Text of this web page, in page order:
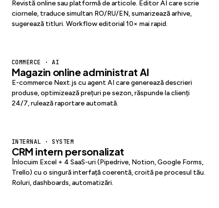
Revistă online sau platformă de articole. Editor AI care scrie
ciornele, traduce simultan RO/RU/EN, sumarizează arhive,
sugerează titluri. Workflow editorial 10× mai rapid.
COMMERCE · AI
Magazin online administrat AI
E-commerce Next.js cu agent AI care generează descrieri
produse, optimizează prețuri pe sezon, răspunde la clienți
24/7, rulează raportare automată.
INTERNAL · SYSTEM
CRM intern personalizat
Înlocuim Excel + 4 SaaS-uri (Pipedrive, Notion, Google Forms,
Trello) cu o singură interfață coerentă, croită pe procesul tău.
Roluri, dashboards, automatizări.